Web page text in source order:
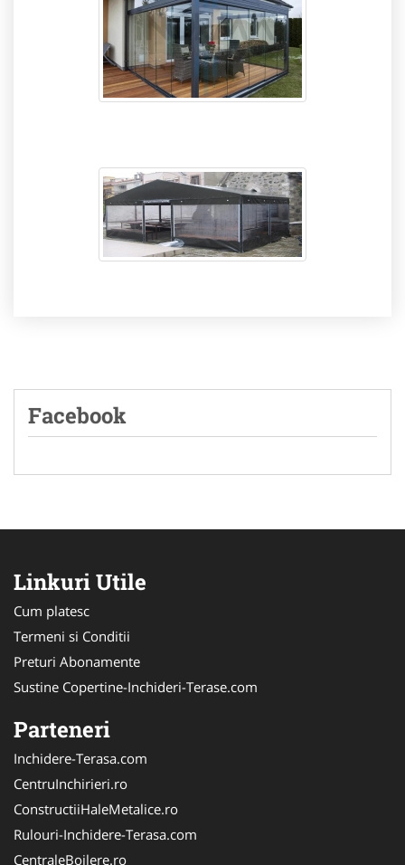
Facebook
Linkuri Utile
Cum platesc
Termeni si Conditii
Preturi Abonamente
Sustine Copertine-Inchideri-Terase.com
Parteneri
Inchidere-Terasa.com
CentruInchirieri.ro
ConstructiiHaleMetalice.ro
Rulouri-Inchidere-Terasa.com
CentraleBoilere.ro